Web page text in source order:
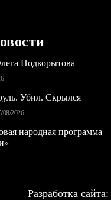
Подкорытова
Убил. Скрылся
08/2026
народная программа
Разработка сайта: